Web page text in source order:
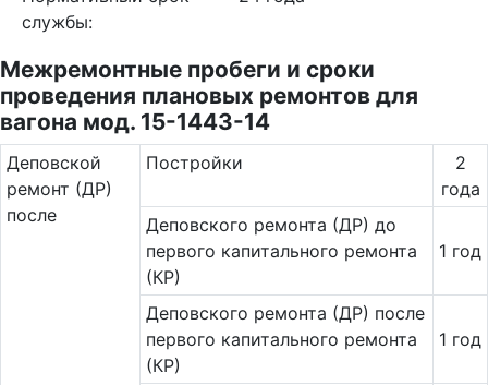
службы:
Межремонтные пробеги и сроки
проведения плановых ремонтов для
вагона мод. 15-1443-14
Де­повс­кой
ремонт (ДР)
после
Постройки
2
года
Деповского ремонта (ДР) до
первого капитального ремонта
(КР)
1 год
Деповского ремонта (ДР) после
первого капитального ремонта
(КР)
1 год